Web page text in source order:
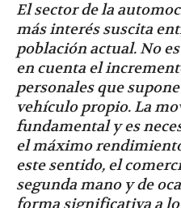
El sector de la
más interés suscita
población actual. No
en cuenta el
personales que
vehículo propio. La
fundamental y es
el máximo
este sentido, el
segunda mano y de